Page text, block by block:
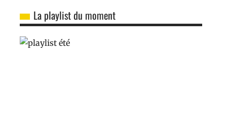
La playlist du moment